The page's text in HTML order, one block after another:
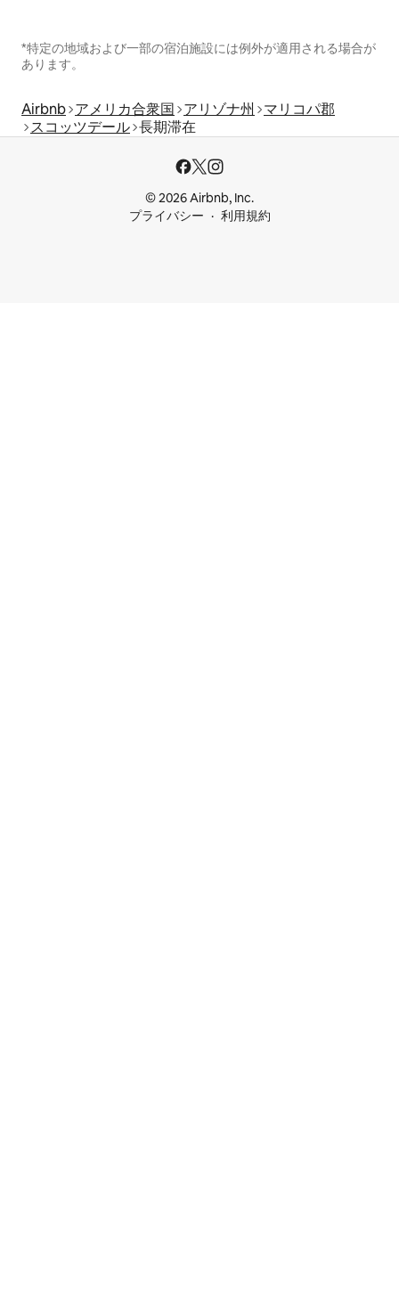
*特定の地域および一部の宿泊施設には例外が適用される場合が
あります。
Airbnb アメリカ合衆国 アリゾナ州
マリコパ郡
スコッツデール 長期滞在
© 2026 Airbnb, Inc.
プライバシー
利用規約